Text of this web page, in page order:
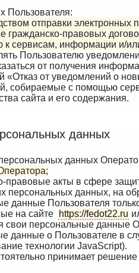
Пользователя:
отправки электронных
гражданско-правовых
к сервисам, информации и/
Пользователю
от получения
«Отказ от уведомлений о
собираемые с помощью
сайта и его содержания.
данных
данных
акты в сфере
персональных данных, на
данные Пользователя
на сайте
https://fedot22.ru
персональные данные
данные о Пользователе в
технологии JavaScript).
принимает